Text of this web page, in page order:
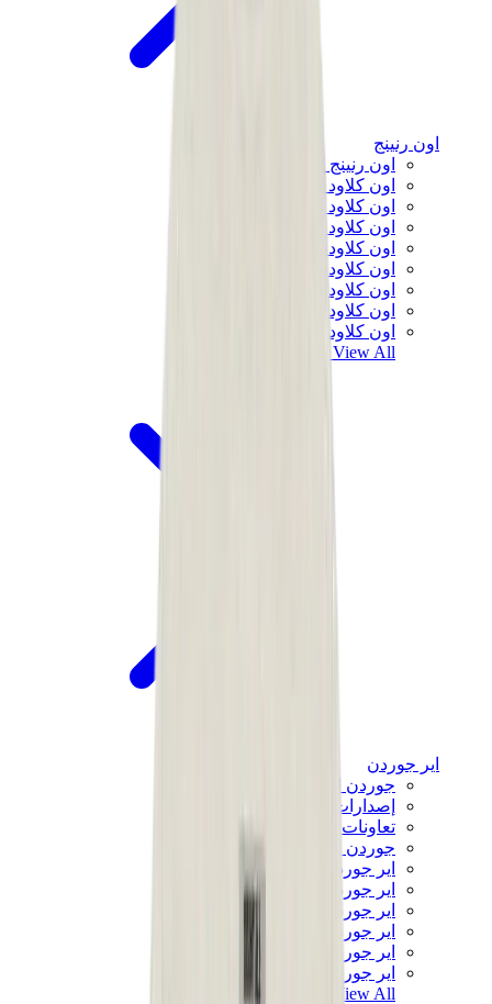
اون رنينج
اون رنينج x لويفي
اون كلاود 5
اون كلاود 6
اون كلاود x 3
اون كلاودنوفا
اون كلاودسولو
اون كلاودتيلت
اون كلاودفنتشر
اون كلاودفلو
View All
اير جوردن
جوردن الأكثر مبيعاً
إصدارات جوردن الجديدة
تعاونات جوردن
جوردن x ترافيس سكوت
اير جوردن 1
اير جوردن 2
اير جوردن 3
اير جوردن 4
اير جوردن 5
اير جوردن 6
View All
اير جوردن